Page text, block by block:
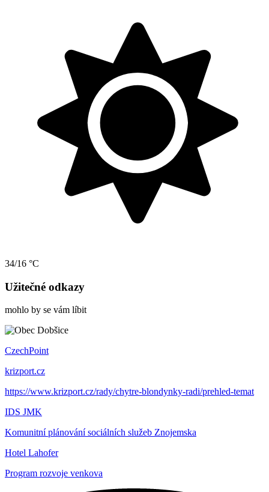
34/16 °C
Užitečné odkazy
mohlo by se vám líbit
CzechPoint
krizport.cz
https://www.krizport.cz/rady/chytre-blondynky-radi/prehled-temat
IDS JMK
Komunitní plánování sociálních služeb Znojemska
Hotel Lahofer
Program rozvoje venkova